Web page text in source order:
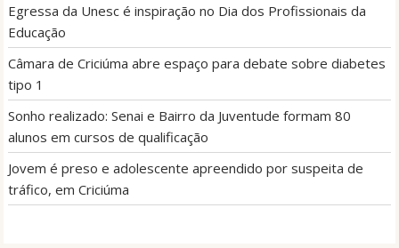
Egressa da Unesc é inspiração no Dia dos Profissionais da
Educação
Câmara de Criciúma abre espaço para debate sobre diabetes
tipo 1
Sonho realizado: Senai e Bairro da Juventude formam 80
alunos em cursos de qualificação
Jovem é preso e adolescente apreendido por suspeita de
tráfico, em Criciúma